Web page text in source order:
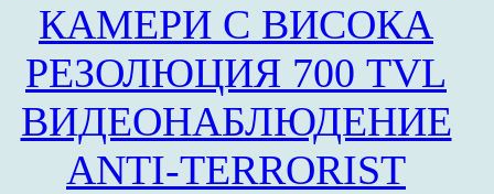
КАМЕРИ С ВИСОКА
РЕЗОЛЮЦИЯ 700 TVL
ВИДЕОНАБЛЮДЕНИЕ
ANTI-TERRORIST